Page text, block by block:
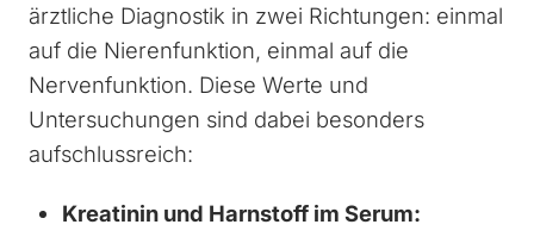
ärztliche Diagnostik in zwei Richtungen: einmal
auf die Nierenfunktion, einmal auf die
Nervenfunktion. Diese Werte und
Untersuchungen sind dabei besonders
aufschlussreich:
Kreatinin und Harnstoff im Serum: